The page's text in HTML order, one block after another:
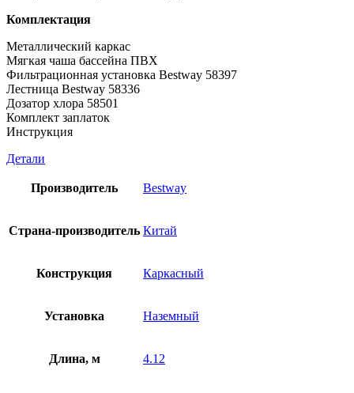
Комплектация
Металлический каркас
Мягкая чаша бассейна ПВХ
Фильтрационная установка Bestway 58397
Лестница Bestway 58336
Дозатор хлора 58501
Комплект заплаток
Инструкция
Детали
Производитель Bestway
Страна-производитель Китай
Конструкция Каркасный
Установка Наземный
Длина, м 4.12